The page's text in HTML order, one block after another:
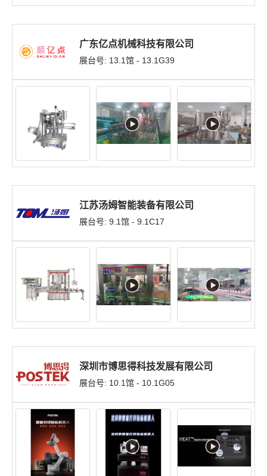
广东亿点机械科技有限公司
展台号: 13.1馆 - 13.1G39
江苏汤姆智能装备有限公司
展台号: 9.1馆 - 9.1C17
深圳市博思得科技发展有限公司
展台号: 10.1馆 - 10.1G05